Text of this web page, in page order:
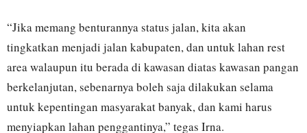
“Jika memang benturannya status jalan, kita akan
tingkatkan menjadi jalan kabupaten, dan untuk lahan rest
area walaupun itu berada di kawasan diatas kawasan pangan
berkelanjutan, sebenarnya boleh saja dilakukan selama
untuk kepentingan masyarakat banyak, dan kami harus
menyiapkan lahan penggantinya,” tegas Irna.